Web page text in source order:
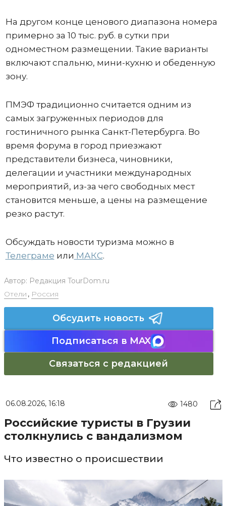
На другом конце ценового диапазона номера
примерно за 10 тыс. руб. в сутки при
одноместном размещении. Такие варианты
включают спальню, мини-кухню и обеденную
зону.
ПМЭФ традиционно считается одним из
самых загруженных периодов для
гостиничного рынка Санкт-Петербурга. Во
время форума в город приезжают
представители бизнеса, чиновники,
делегации и участники международных
мероприятий, из-за чего свободных мест
становится меньше, а цены на размещение
резко растут.
Обсуждать новости туризма можно в
Телеграме или МАКС.
Автор: Редакция TourDom.ru
Отели , Россия
Обсудить новость
Подписаться в MAX
Связаться с редакцией
06.08.2026, 16:18 1480
Российские туристы в Грузии
столкнулись с вандализмом
Что известно о происшествии